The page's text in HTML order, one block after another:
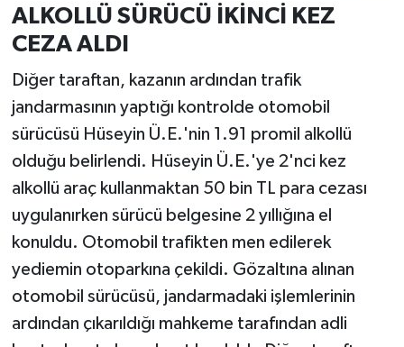
ALKOLLÜ SÜRÜCÜ İKİNCİ KEZ
CEZA ALDI
Diğer taraftan, kazanın ardından trafik
jandarmasının yaptığı kontrolde otomobil
sürücüsü Hüseyin Ü.E.'nin 1.91 promil alkollü
olduğu belirlendi. Hüseyin Ü.E.'ye 2'nci kez
alkollü araç kullanmaktan 50 bin TL para cezası
uygulanırken sürücü belgesine 2 yıllığına el
konuldu. Otomobil trafikten men edilerek
yediemin otoparkına çekildi. Gözaltına alınan
otomobil sürücüsü, jandarmadaki işlemlerinin
ardından çıkarıldığı mahkeme tarafından adli